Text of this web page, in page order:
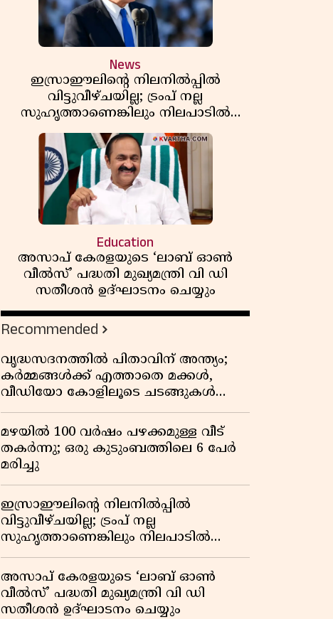
News
ഇസ്രാഈലിന്റെ നിലനിൽപ്പിൽ
വിട്ടുവീഴ്ചയില്ല; ട്രംപ് നല്ല
സുഹൃത്താണെങ്കിലും നിലപാടിൽ
മാറ്റമില്ലെന്ന് നെതന്യാഹു; ഹോർമുസ്
പാതയിൽ ഇറാൻ-ഒമാൻ ധാരണ,
തടസ്സമായി യുഎസ് ഭീഷണി
Education
അസാപ് കേരളയുടെ ‘ലാബ് ഓൺ
വീൽസ്’ പദ്ധതി മുഖ്യമന്ത്രി വി ഡി
സതീശൻ ഉദ്ഘാടനം ചെയ്യും
Recommended
വൃദ്ധസദനത്തിൽ പിതാവിന് അന്ത്യം;
കർമ്മങ്ങൾക്ക് എത്താതെ മക്കൾ,
വീഡിയോ കോളിലൂടെ ചടങ്ങുകൾ
കണ്ട് മടക്കം
മഴയിൽ 100 വർഷം പഴക്കമുള്ള വീട്
തകർന്നു; ഒരു കുടുംബത്തിലെ 6 പേർ
മരിച്ചു
ഇസ്രാഈലിന്റെ നിലനിൽപ്പിൽ
വിട്ടുവീഴ്ചയില്ല; ട്രംപ് നല്ല
സുഹൃത്താണെങ്കിലും നിലപാടിൽ
മാറ്റമില്ലെന്ന് നെതന്യാഹു; ഹോർമുസ്
പാതയിൽ ഇറാൻ-ഒമാൻ ധാരണ,
തടസ്സമായി യുഎസ് ഭീഷണി
അസാപ് കേരളയുടെ ‘ലാബ് ഓൺ
വീൽസ്’ പദ്ധതി മുഖ്യമന്ത്രി വി ഡി
സതീശൻ ഉദ്ഘാടനം ചെയ്യും